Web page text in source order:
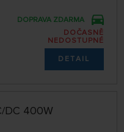
DOPRAVA ZDARMA
DOČASNĚ
NEDOSTUPNÉ
DETAIL
DC 400W